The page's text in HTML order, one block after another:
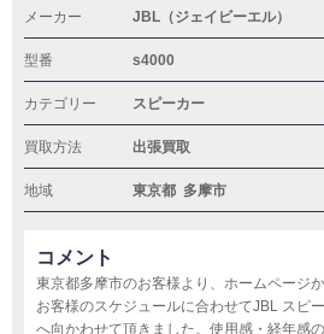
メーカー JBL（ジェイビーエル）
型番 s4000
カテゴリー スピーカー
買取方法 出張買取
地域 東京都 多摩市
コメント
東京都多摩市のお客様より、ホームページ
お客様のスケジュールに合わせてJBL スピ
へ向かわせて頂きました。使用感・経年感